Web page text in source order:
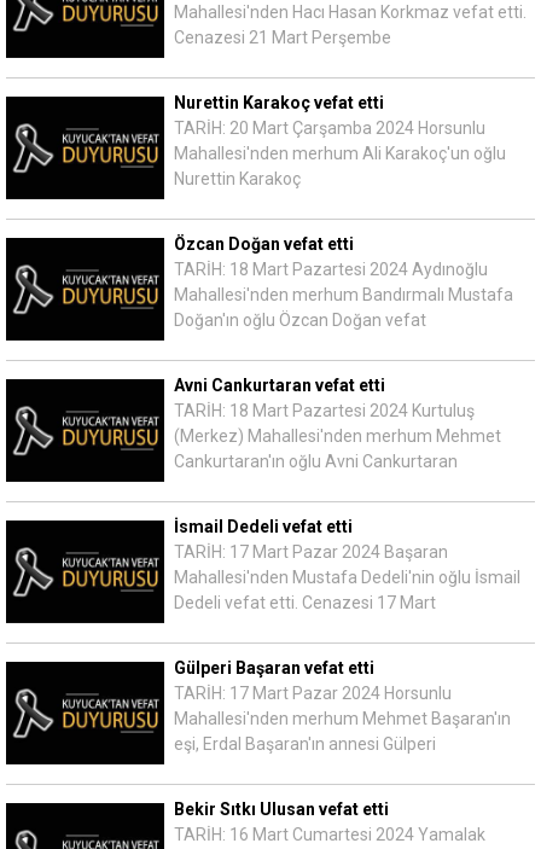
Mahallesi'nden Hacı Hasan Korkmaz vefat etti.
Cenazesi 21 Mart Perşembe
Nurettin Karakoç vefat etti
TARİH: 20 Mart Çarşamba 2024 Horsunlu
Mahallesi'nden merhum Ali Karakoç'un oğlu
Nurettin Karakoç
Özcan Doğan vefat etti
TARİH: 18 Mart Pazartesi 2024 Aydınoğlu
Mahallesi'nden merhum Bandırmalı Mustafa
Doğan'ın oğlu Özcan Doğan vefat
Avni Cankurtaran vefat etti
TARİH: 18 Mart Pazartesi 2024 Kurtuluş
(Merkez) Mahallesi'nden merhum Mehmet
Cankurtaran'ın oğlu Avni Cankurtaran
İsmail Dedeli vefat etti
TARİH: 17 Mart Pazar 2024 Başaran
Mahallesi'nden Mustafa Dedeli'nin oğlu İsmail
Dedeli vefat etti. Cenazesi 17 Mart
Gülperi Başaran vefat etti
TARİH: 17 Mart Pazar 2024 Horsunlu
Mahallesi'nden merhum Mehmet Başaran'ın
eşi, Erdal Başaran'ın annesi Gülperi
Bekir Sıtkı Ulusan vefat etti
TARİH: 16 Mart Cumartesi 2024 Yamalak